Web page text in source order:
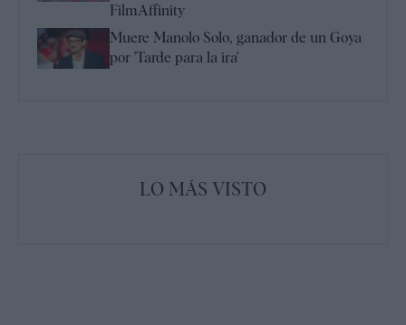
FilmAffinity
Muere Manolo Solo, ganador de un Goya
por 'Tarde para la ira'
LO MÁS VISTO